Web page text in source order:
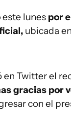
este lunes por
ubicada
Twitter el
gracias por
con el